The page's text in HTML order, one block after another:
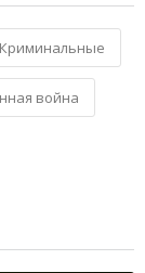
Криминальные
война